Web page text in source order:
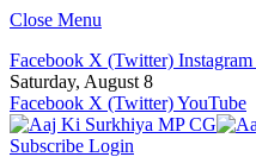
Close Menu
Facebook X (Twitter) Instagram
Saturday, August 8
Facebook X (Twitter)YouTube
Subscribe Login